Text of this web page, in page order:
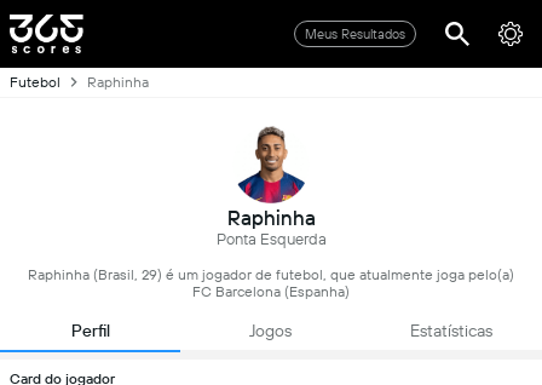
Meus Resultados
Futebol Raphinha
Raphinha
Ponta Esquerda
Raphinha (Brasil, 29) é um jogador de futebol, que atualmente joga pelo(a)
FC Barcelona (Espanha)
Perfil Jogos Estatísticas
Card do jogador